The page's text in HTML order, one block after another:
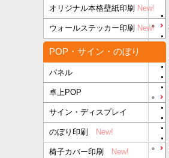
オリジナル本格壁紙印刷 New!
ウォールステッカー印刷 New!
POP・サイン・のぼり
パネル
卓上POP
サイン・ディスプレイ
のぼり印刷 New!
椅子カバー印刷 New!